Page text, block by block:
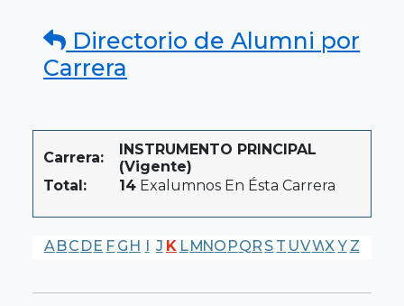
Directorio de Alumni por
Carrera
Carrera:
INSTRUMENTO PRINCIPAL
(Vigente)
Total:
14 Exalumnos En Ésta Carrera
A BC DE F G H I J K LMNO PQR S T UVWX Y Z